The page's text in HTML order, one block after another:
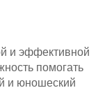
и эффективной
помогать
и юношеский